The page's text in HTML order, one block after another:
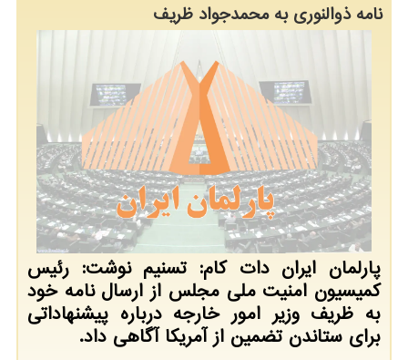
نامه ذوالنوری به محمدجواد ظریف
پارلمان ایران دات کام: تسنیم نوشت: رئیس
کمیسیون امنیت ملی مجلس از ارسال نامه خود
به ظریف وزیر امور خارجه درباره پیشنهاداتی
برای ستاندن تضمین از آمریکا آگاهی داد.